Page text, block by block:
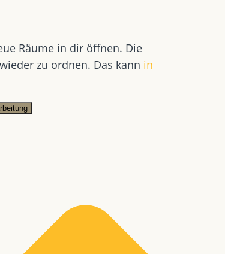
Räume in dir öffnen. Die
zu ordnen. Das kann in